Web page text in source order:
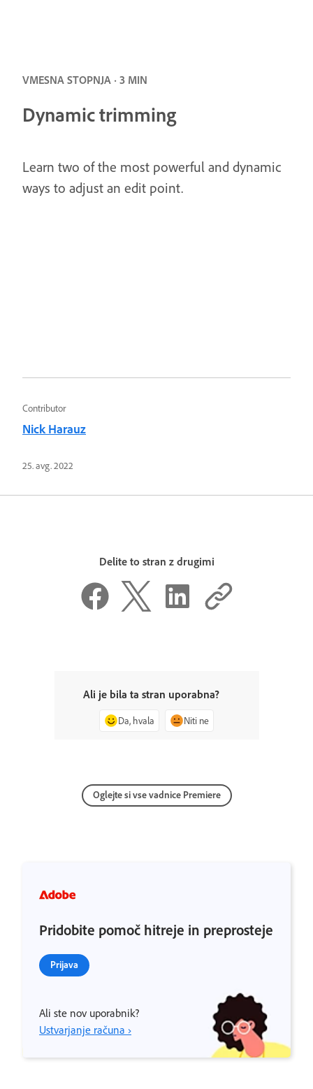
VMESNA STOPNJA · 3 MIN
Dynamic trimming
Learn two of the most powerful and dynamic
ways to adjust an edit point.
Contributor
Nick Harauz
25. avg. 2022
Delite to stran z drugimi
Ali je bila ta stran uporabna?
Da, hvala Niti ne
Oglejte si vse vadnice Premiere
Pridobite pomoč hitreje in preprosteje
Prijava
Ali ste nov uporabnik?
Ustvarjanje računa ›